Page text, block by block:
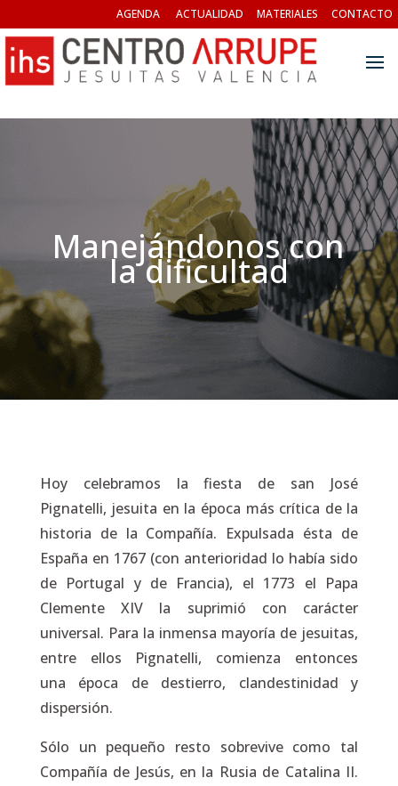
AGENDA ACTUALIDAD MATERIALES CONTACTO
Manejándonos con
la dificultad
Hoy celebramos la fiesta de san José
Pignatelli, jesuita en la época más crítica de la
historia de la Compañía. Expulsada ésta de
España en 1767 (con anterioridad lo había sido
de Portugal y de Francia), el 1773 el Papa
Clemente XIV la suprimió con carácter
universal. Para la inmensa mayoría de jesuitas,
entre ellos Pignatelli, comienza entonces
una época de destierro, clandestinidad y
dispersión.
Sólo un pequeño resto sobrevive como tal
Compañía de Jesús, en la Rusia de Catalina II.